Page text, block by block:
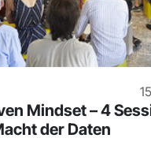
Mindset – 4
der Daten